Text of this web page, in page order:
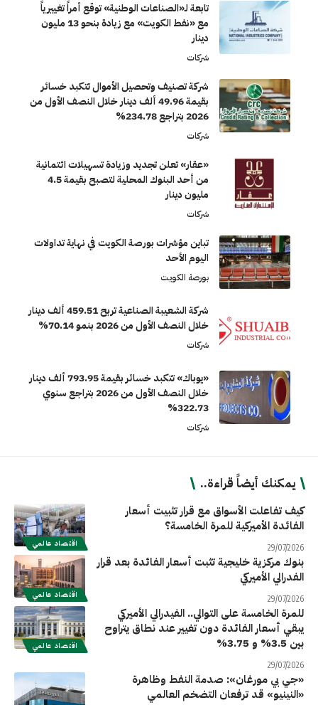
تابعة لـ«الصناعات الوطنية» توقع أمراً تغييرياً
مع «نفط الكويت» مع زيادة بنحو 13 مليون
دينار
شركات
شركة تصنيف وتحصيل الأموال تتكبد خسائر
بقيمة 49.96 ألف دينار خلال النصف الأول من
2026 بتراجع 234.78%
شركات
«عقار» تعلن تجديد وزيادة تسهيلات ائتمانية
من أحد البنوك المحلية لتصبح بقيمة 4.5
مليون دينار
شركات
تباين مؤشرات بورصة الكويت في نهاية تداولات
اليوم الأحد
بورصة الكويت
شركة الشعيبة الصناعية تربح 459.51 ألف دينار
خلال النصف الأول من 2026 بنمو 70.14%
شركات
«يوباك» تتكبد خسائر بقيمة 793.95 ألف دينار
خلال النصف الأول من 2026 بتراجع سنوي
322.73%
شركات
يمكنك أيضاً قراءة..
اقتصاد عالمي
كيف تفاعلت الأسواق مع قرار تثبيت أسعار
الفائدة الأميركية للمرة الخامسة؟
29/07/2026
اقتصاد عالمي
بنوك مركزية خليجية تثبت أسعار الفائدة بعد قرار
الفدرالي الأميركي
29/07/2026
اقتصاد عالمي
للمرة الخامسة على التوالي.. الفيدرالي الأميركي
يبقي أسعار الفائدة دون تغيير عند نطاق يتراوح
بين 3.5% و 3.75%
29/07/2026
«جي بي مورغان»: صدمة النفط وظاهرة
«النينيو» قد ترفعان التضخم العالمي